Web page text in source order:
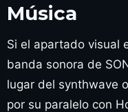
Música
Si el apartado visual
banda sonora de
lugar del synthwave
por su paralelo con